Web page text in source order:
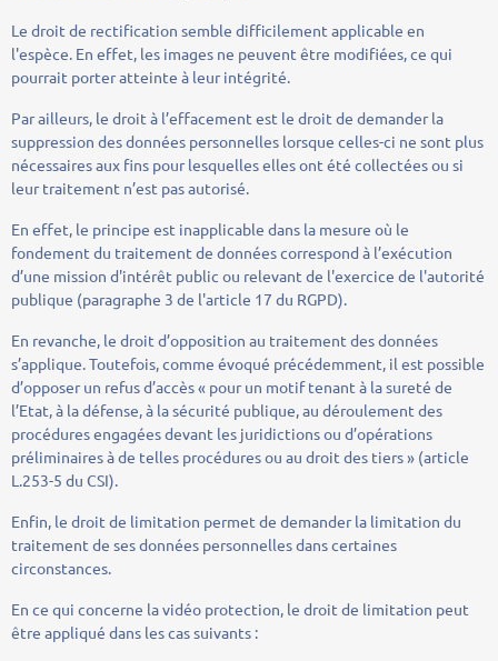
Le droit de rectification semble difficilement applicable en
l'espèce. En effet, les images ne peuvent être modifiées, ce qui
pourrait porter atteinte à leur intégrité.
Par ailleurs, le droit à l’effacement est le droit de demander la
suppression des données personnelles lorsque celles-ci ne sont plus
nécessaires aux fins pour lesquelles elles ont été collectées ou si
leur traitement n’est pas autorisé.
En effet, le principe est inapplicable dans la mesure où le
fondement du traitement de données correspond à l’exécution
d’une mission d'intérêt public ou relevant de l'exercice de l'autorité
publique (paragraphe 3 de l'article 17 du RGPD).
En revanche, le droit d’opposition au traitement des données
s’applique. Toutefois, comme évoqué précédemment, il est possible
d’opposer un refus d’accès « pour un motif tenant à la sureté de
l’Etat, à la défense, à la sécurité publique, au déroulement des
procédures engagées devant les juridictions ou d’opérations
préliminaires à de telles procédures ou au droit des tiers » (article
L.253-5 du CSI).
Enfin, le droit de limitation permet de demander la limitation du
traitement de ses données personnelles dans certaines
circonstances.
En ce qui concerne la vidéo protection, le droit de limitation peut
être appliqué dans les cas suivants :